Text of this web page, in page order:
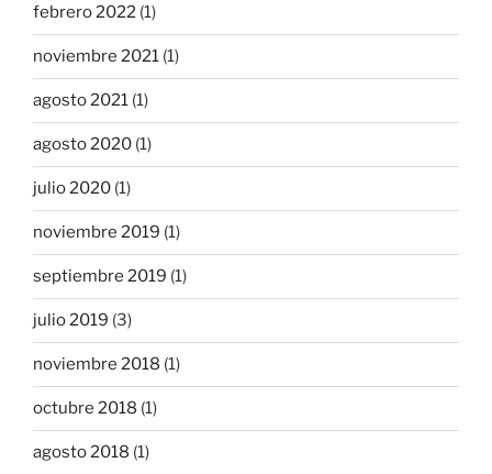
febrero 2022 (1)
noviembre 2021 (1)
agosto 2021 (1)
agosto 2020 (1)
julio 2020 (1)
noviembre 2019 (1)
septiembre 2019 (1)
julio 2019 (3)
noviembre 2018 (1)
octubre 2018 (1)
agosto 2018 (1)